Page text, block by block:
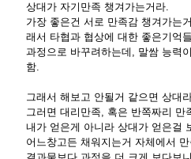
상대가 자기만족 챙겨가는거라.
가장 좋은건 서로 만족감 챙겨가는
래서 타협과 협상에 대한 좋은기억
과정으로 바꾸려하는데, 말쌈 능력
함.
그래서 해보고 안될거 같으면 상대
그러면 대리만족, 혹은 반쪽짜리 만
내가 얻은게 아니라 상대가 얻은걸
어느창고든 채워지는거 자체에서